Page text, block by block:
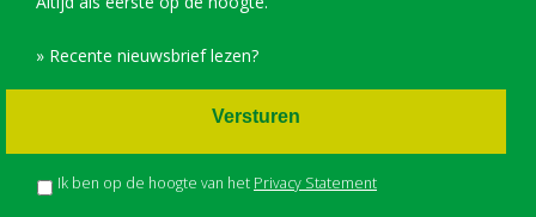
» Recente nieuwsbrief lezen?
Ik ben op de hoogte van het Privacy Statement
Versturen